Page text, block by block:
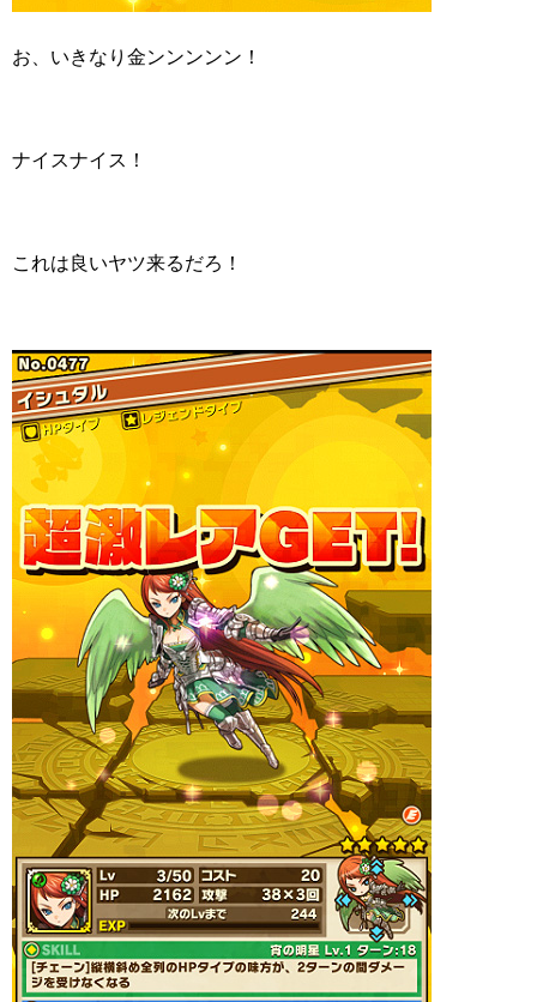
お、いきなり金ンンンンン！
ナイスナイス！
これは良いヤツ来るだろ！